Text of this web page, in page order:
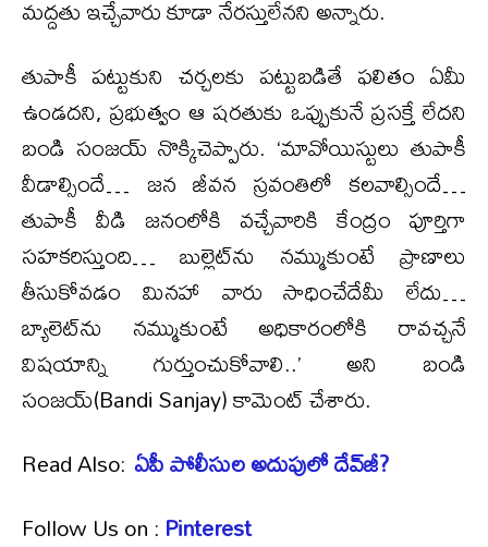
మద్దతు ఇచ్చేవారు కూడా నేరస్తులేనని అన్నారు.
తుపాకీ పట్టుకుని చర్చలకు పట్టుబడితే ఫలితం ఏమీ
ఉండదని, ప్రభుత్వం ఆ షరతుకు ఒప్పుకునే ప్రసక్తే లేదని
బండి సంజయ్ నొక్కిచెప్పారు. ‘మావోయిస్టులు తుపాకీ
వీడాల్సిందే… జన జీవన స్రవంతిలో కలవాల్సిందే…
తుపాకీ వీడి జనంలోకి వచ్చేవారికి కేంద్రం పూర్తిగా
సహకరిస్తుంది… బుల్లెట్‌ను నమ్ముకుంటే ప్రాణాలు
తీసుకోవడం మినహా వారు సాధించేదేమీ లేదు…
బ్యాలెట్‌ను నమ్ముకుంటే అధికారంలోకి రావచ్చనే
విషయాన్ని గుర్తుంచుకోవాలి..’ అని బండి
సంజయ్(Bandi Sanjay) కామెంట్ చేశారు.
Read Also: ఏపీ పోలీసుల అదుపులో దేవ్‌జీ?
Follow Us on :Pinterest